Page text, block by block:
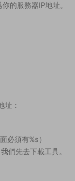
的服務器IP地址。
址：
必須有%s）
們先去下載工具。